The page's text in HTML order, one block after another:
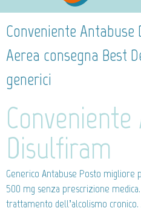
Conveniente
Aerea consegna Best
generici
Disulfiram
Generico Antabuse Posto migliore
500 mg senza prescrizione
trattamento dell’alcolismo